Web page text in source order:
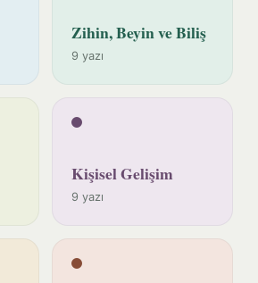
Zihin, Beyin ve Biliş
9 yazı
Kişisel Gelişim
9 yazı